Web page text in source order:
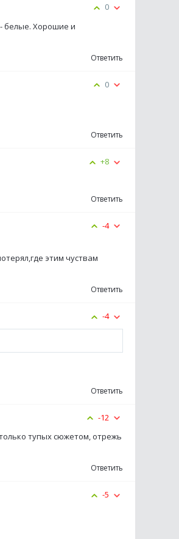
0
белые. Хорошие и
Ответить
0
Ответить
+8
Ответить
-4
этим чуствам
Ответить
-4
Ответить
-12
тупых сюжетом, отрежь
Ответить
-5